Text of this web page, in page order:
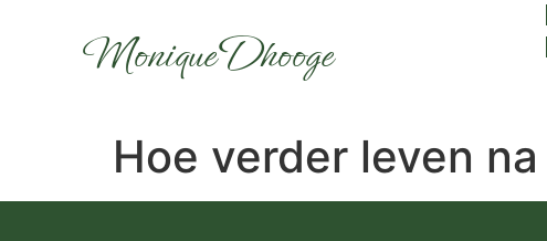
Monique Dhooge
Hoe verder leven